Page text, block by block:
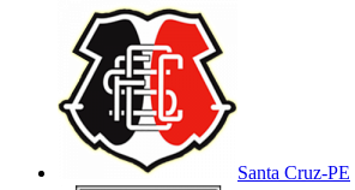
Santa Cruz-PE